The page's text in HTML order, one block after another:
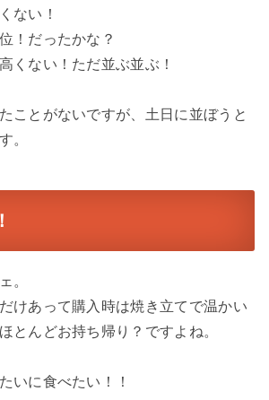
ない！
！だったかな？
くない！ただ並ぶ並ぶ！
ことがないですが、土日に並ぼうと
。
。
けあって購入時は焼き立てで温かい
とんどお持ち帰り？ですよね。
いに食べたい！！